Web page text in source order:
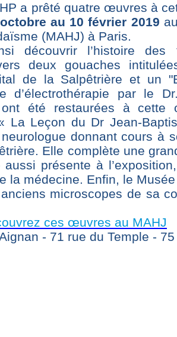
a prêté quatre œuvres à
au 10 février 2019
(MAHJ) à Paris.
découvrir l’histoire
deux gouaches
de la Salpêtrière et un
d’électrothérapie par le
été restaurées à cette
La Leçon du Dr Jean-
donnant cours à
Elle complète une
présente à
la médecine. Enfin, le Musée
microscopes de sa
ces œuvres au MAHJ
- 71 rue du Temple -